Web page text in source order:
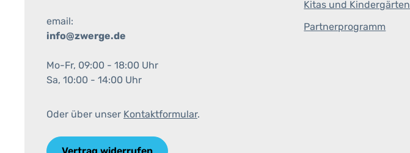
email:
info@zwerge.de
Mo-Fr, 09:00 - 18:00 Uhr
Sa, 10:00 - 14:00 Uhr
Oder über unser Kontaktformular.
Kitas und Kindergärten
Partnerprogramm